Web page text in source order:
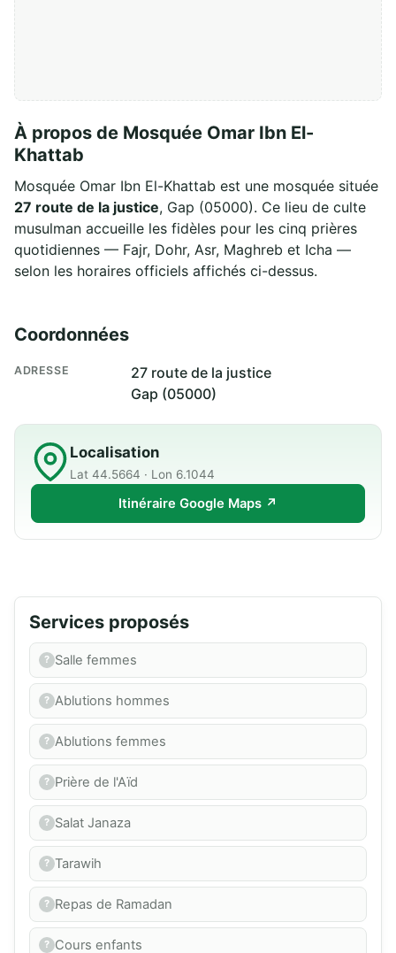
À propos de Mosquée Omar Ibn El-
Khattab
Mosquée Omar Ibn El-Khattab est une mosquée située
27 route de la justice, Gap (05000). Ce lieu de culte
musulman accueille les fidèles pour les cinq prières
quotidiennes — Fajr, Dohr, Asr, Maghreb et Icha —
selon les horaires officiels affichés ci-dessus.
Coordonnées
ADRESSE
27 route de la justice
Gap (05000)
Localisation
Lat 44.5664 · Lon 6.1044
Itinéraire Google Maps ↗
Services proposés
Salle femmes
Ablutions hommes
Ablutions femmes
Prière de l'Aïd
Salat Janaza
Tarawih
Repas de Ramadan
Cours enfants